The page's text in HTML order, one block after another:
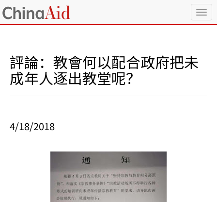
T
o
評論：教會何以配合政府把未
成年人逐出教堂呢？
4/18/2018